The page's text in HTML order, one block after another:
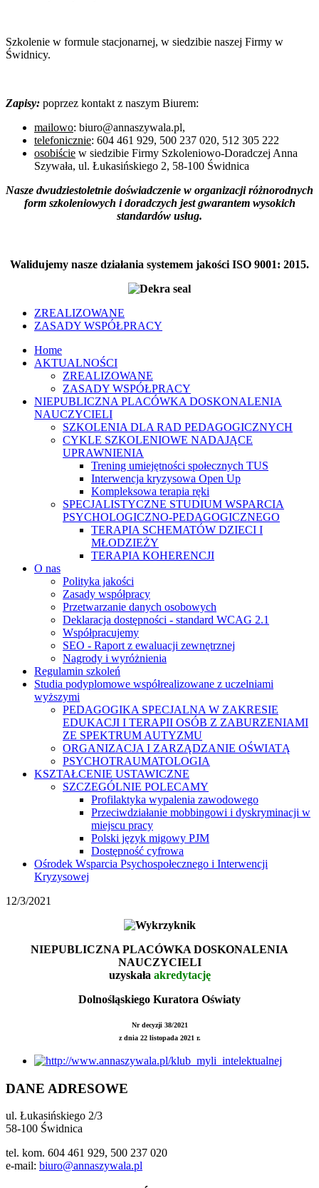
Szkolenie w formule stacjonarnej, w siedzibie naszej Firmy w
Świdnicy.
Zapisy: poprzez kontakt z naszym Biurem:
mailowo: biuro@annaszywala.pl,
telefonicznie: 604 461 929, 500 237 020, 512 305 222
osobiście w siedzibie Firmy Szkoleniowo-Doradczej Anna
Szywała, ul. Łukasińskiego 2, 58-100 Świdnica
Nasze dwudziestoletnie doświadczenie w organizacji różnorodnych
form szkoleniowych i doradczych jest gwarantem wysokich
standardów usług.
Walidujemy nasze działania systemem jakości ISO 9001: 2015.
ZREALIZOWANE
ZASADY WSPÓŁPRACY
Home
AKTUALNOŚCI
ZREALIZOWANE
ZASADY WSPÓŁPRACY
NIEPUBLICZNA PLACÓWKA DOSKONALENIA
NAUCZYCIELI
SZKOLENIA DLA RAD PEDAGOGICZNYCH
CYKLE SZKOLENIOWE NADAJĄCE
UPRAWNIENIA
Trening umiejętności społecznych TUS
Interwencja kryzysowa Open Up
Kompleksowa terapia ręki
SPECJALISTYCZNE STUDIUM WSPARCIA
PSYCHOLOGICZNO-PEDAGOGICZNEGO
TERAPIA SCHEMATÓW DZIECI I
MŁODZIEŻY
TERAPIA KOHERENCJI
O nas
Polityka jakości
Zasady współpracy
Przetwarzanie danych osobowych
Deklaracja dostępności - standard WCAG 2.1
Współpracujemy
SEO - Raport z ewaluacji zewnętrznej
Nagrody i wyróżnienia
Regulamin szkoleń
Studia podyplomowe współrealizowane z uczelniami
wyższymi
PEDAGOGIKA SPECJALNA W ZAKRESIE
EDUKACJI I TERAPII OSÓB Z ZABURZENIAMI
ZE SPEKTRUM AUTYZMU
ORGANIZACJA I ZARZĄDZANIE OŚWIATĄ
PSYCHOTRAUMATOLOGIA
KSZTAŁCENIE USTAWICZNE
SZCZEGÓLNIE POLECAMY
Profilaktyka wypalenia zawodowego
Przeciwdziałanie mobbingowi i dyskryminacji w
miejscu pracy
Polski język migowy PJM
Dostępność cyfrowa
Ośrodek Wsparcia Psychospołecznego i Interwencji
Kryzysowej
12/3/2021
NIEPUBLICZNA PLACÓWKA DOSKONALENIA
NAUCZYCIELI
uzyskała akredytację
Dolnośląskiego Kuratora Oświaty
Nr decyzji 38/2021
z dnia 22 listopada 2021 r.
DANE ADRESOWE
ul. Łukasińskiego 2/3
58-100 Świdnica
tel. kom. 604 461 929, 500 237 020
e-mail: biuro@annaszywala.pl